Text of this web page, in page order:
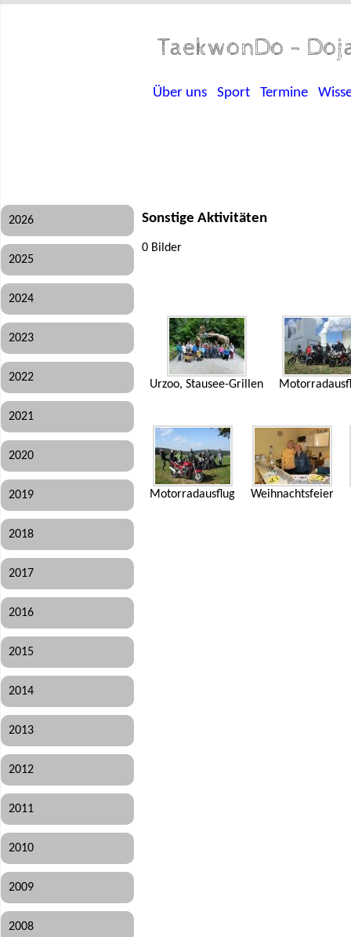
TaekwonDo -
Über uns Sport Termine
2026
2025
2024
2023
2022
2021
2020
2019
2018
2017
2016
2015
2014
2013
2012
2011
2010
2009
2008
Sonstige Aktivitäten
0 Bilder
Urzoo, Stausee-Grillen
Motorradausflug Weihnachtsfeier